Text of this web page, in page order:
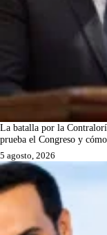
La batalla por la
prueba el Congreso y
5 agosto, 2026